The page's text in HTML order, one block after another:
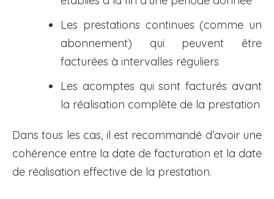
Les prestations continues (comme un
abonnement) qui peuvent être
facturées à intervalles réguliers
Les acomptes qui sont facturés avant
la réalisation complète de la prestation
Dans tous les cas, il est recommandé d’avoir une
cohérence entre la date de facturation et la date
de réalisation effective de la prestation.